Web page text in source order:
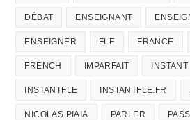
DÉBAT ENSEIGNANT
ENSEIGNER FLE FRANCE
FRENCH IMPARFAIT INSTANT
INSTANTFLE INSTANTFLE.FR
NICOLAS PIAIA PARLER